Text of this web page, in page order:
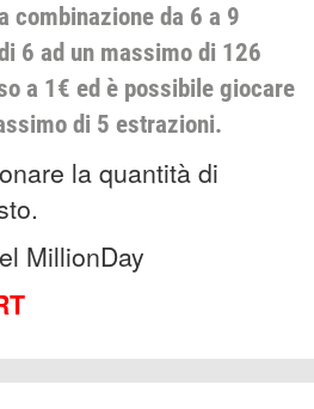
combinazione da 6 a 9
6 ad un massimo di 126
a 1€ ed è possibile giocare
di 5 estrazioni.
la quantità di
MillionDay